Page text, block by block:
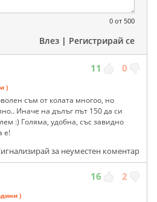
0 от 500
Влез | Регистрирай се
11 0
)
съм от колата многоо, но
Иначе на дълъг път 150 да си
:) Голяма, удобна, със завидно
е!
за неуместен коментар
16 2
)